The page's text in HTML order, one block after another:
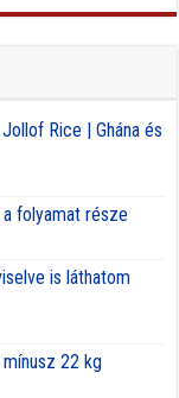
Rice | Ghána és
folyamat része
is láthatom
22 kg